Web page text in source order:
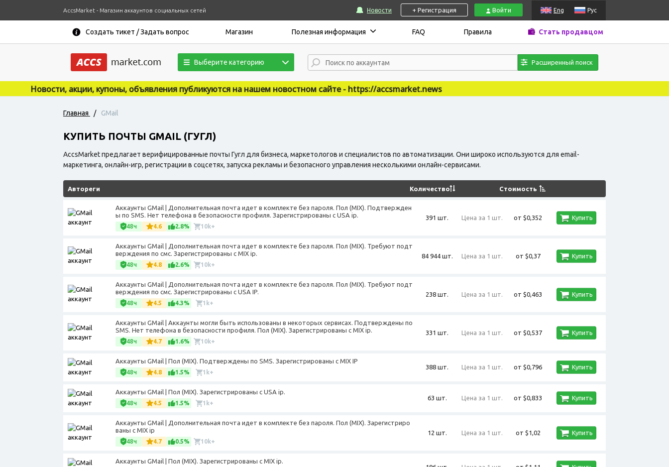
AccsMarket - Магазин аккаунтов социальных сетей Новости + Регистрация Войти Eng Рус
Создать тикет / Задать вопрос Магазин Полезная информация FAQ Правила Стать продавцом
Выберите категорию Расширенный поиск
купоны, объявления публикуются на нашем новостном сайте - https://accsmarket.news
Главная / GMail
КУПИТЬ ПОЧТЫ GMAIL (ГУГЛ)
AccsMarket предлагает верифицированные почты Гугл для бизнеса, маркетологов и специалистов по автоматизации. Они широко используются для email-
маркетинга, онлайн-игр, регистрации в соцсетях, запуска рекламы и безопасного управления несколькими онлайн-сервисами.
Автореги Количество Стоимость
Аккаунты GMail | Дополнительная почта идет в комплекте без пароля. Пол (MIX). Подтвержден
ы по SMS. Нет телефона в безопасности профиля. Зарегистрированы с USA ip.
48ч 4.6 2.8% 10k+
391 шт. Цена за 1 шт. от $0,352 Купить
Аккаунты GMail | Дополнительная почта идет в комплекте без пароля. Пол (MIX). Требуют подт
верждения по смс. Зарегистрированы с MIX ip.
48ч 4.8 2.6% 10k+
84 944 шт. Цена за 1 шт. от $0,37 Купить
Аккаунты GMail | Дополнительная почта идет в комплекте без пароля. Пол (MIX). Требуют подт
верждения по смс. Зарегистрированы с USA IP.
48ч 4.5 4.3% 1k+
238 шт. Цена за 1 шт. от $0,463 Купить
Аккаунты GMail | Аккаунты могли быть использованы в некоторых сервисах. Подтверждены по
SMS. Нет телефона в безопасности профиля. Пол (MIX). Зарегистрированы с MIX ip.
48ч 4.7 1.6% 10k+
331 шт. Цена за 1 шт. от $0,537 Купить
Аккаунты GMail | Пол (MIX). Подтверждены по SMS. Зарегистрированы с MIX IP
48ч 4.8 1.5% 1k+
388 шт. Цена за 1 шт. от $0,796 Купить
Аккаунты GMail | Пол (МIX). Зарегистрированы с USA ip.
48ч 4.5 1.5% 1k+
63 шт. Цена за 1 шт. от $0,833 Купить
Аккаунты GMail | Дополнительная почта идет в комплекте без пароля. Пол (MIX). Зарегистриро
ваны с MIX ip
48ч 4.7 0.5% 10k+
12 шт. Цена за 1 шт. от $1,02 Купить
Аккаунты GMail | Пол (МIX). Зарегистрированы с MIX ip.